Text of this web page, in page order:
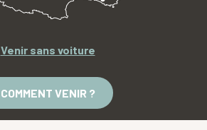
Venir sans voiture
COMMENT VENIR ?